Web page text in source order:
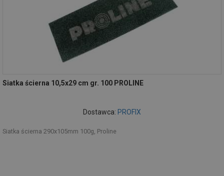
Siatka ścierna 10,5x29 cm gr. 100 PROLINE
Dostawca: PROFIX
Siatka ścierna 290x105mm 100g, Proline